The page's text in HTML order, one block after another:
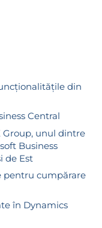
din
Central
Group, unul dintre
Business
de Est
pentru cumpărare
în Dynamics